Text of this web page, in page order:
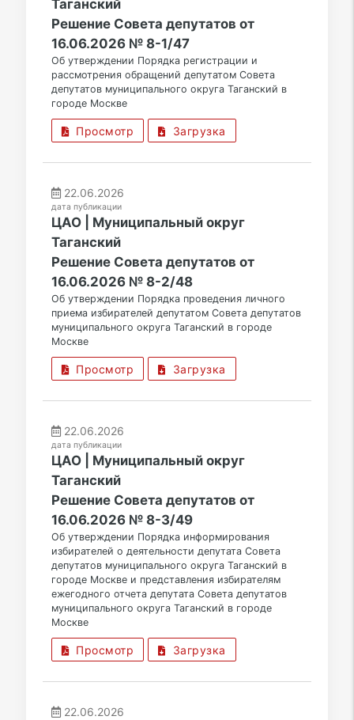
Таганский
Решение Совета депутатов от
16.06.2026 № 8-1/47
Об утверждении Порядка регистрации и
рассмотрения обращений депутатом Совета
депутатов муниципального округа Таганский в
городе Москве
Просмотр Загрузка
22.06.2026
дата публикации
ЦАО | Муниципальный округ
Таганский
Решение Совета депутатов от
16.06.2026 № 8-2/48
Об утверждении Порядка проведения личного
приема избирателей депутатом Совета депутатов
муниципального округа Таганский в городе
Москве
Просмотр Загрузка
22.06.2026
дата публикации
ЦАО | Муниципальный округ
Таганский
Решение Совета депутатов от
16.06.2026 № 8-3/49
Об утверждении Порядка информирования
избирателей о деятельности депутата Совета
депутатов муниципального округа Таганский в
городе Москве и представления избирателям
ежегодного отчета депутата Совета депутатов
муниципального округа Таганский в городе
Москве
Просмотр Загрузка
22.06.2026